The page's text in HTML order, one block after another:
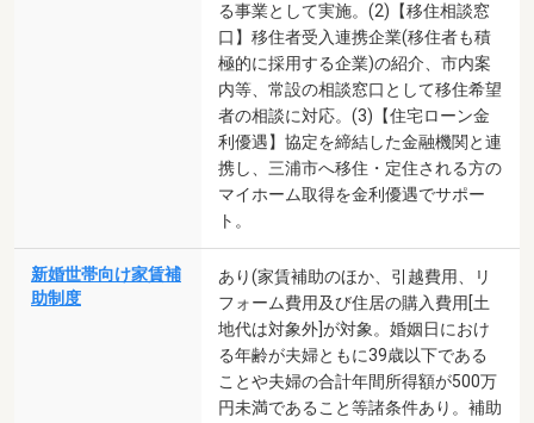
る事業として実施。(2)【移住相談窓
口】移住者受入連携企業(移住者も積
極的に採用する企業)の紹介、市内案
内等、常設の相談窓口として移住希望
者の相談に対応。(3)【住宅ローン金
利優遇】協定を締結した金融機関と連
携し、三浦市へ移住・定住される方の
マイホーム取得を金利優遇でサポー
ト。
新婚世帯向け家賃補
助制度
あり(家賃補助のほか、引越費用、リ
フォーム費用及び住居の購入費用[土
地代は対象外]が対象。婚姻日におけ
る年齢が夫婦ともに39歳以下である
ことや夫婦の合計年間所得額が500万
円未満であること等諸条件あり。補助